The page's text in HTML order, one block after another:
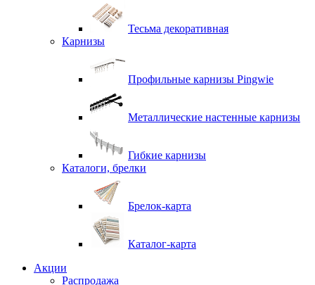
Тесьма декоративная
Карнизы
Профильные карнизы Pingwie
Металлические настенные карнизы
Гибкие карнизы
Каталоги, брелки
Брелок-карта
Каталог-карта
Акции
Распродажа